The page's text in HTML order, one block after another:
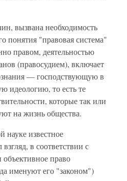
вызвана необходимость
понятия "правовая система"
правом, деятельностью
(правосудием), включает
— господствующую в
идеологию, то есть те
которые так или
на жизнь общества.
науке известное
в соответствии с
право
именуют его "законом")